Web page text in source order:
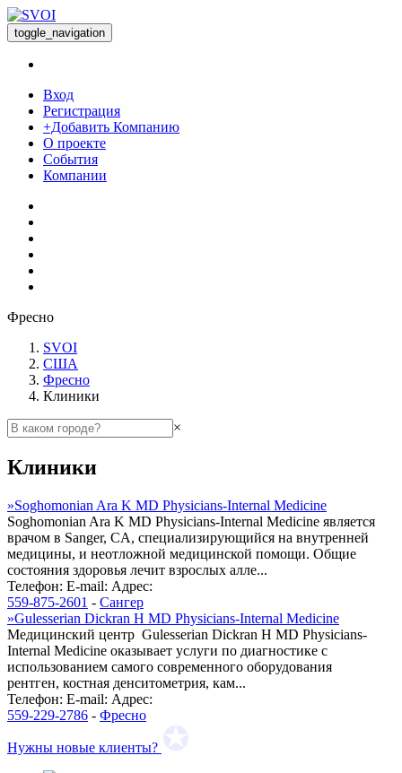
toggle_navigation
Вход
Регистрация
+Добавить Компанию
О проекте
События
Компании
Фресно
SVOI
США
Фресно
Клиники
×
Клиники
»Soghomonian Ara K MD Physicians-Internal Medicine
Soghomonian Ara K MD Physicians-Internal Medicine является
врачом в Sanger, CA, специализирующийся на внутренней
медицины, и неотложной медицинской помощи. Общие
состояния здоровья лечит взрослых алле...
Телефон: E-mail: Адрес:
559-875-2601 - Сангер
»Gulesserian Dickran H MD Physicians-Internal Medicine
Медицинский центр Gulesserian Dickran H MD Physicians-
Internal Medicine оказывает услуги по диагностике с
использованием самого современного оборудования
рентген, костная денситометрия, кам...
Телефон: E-mail: Адрес:
559-229-2786 - Фресно
Нужны новые клиенты?